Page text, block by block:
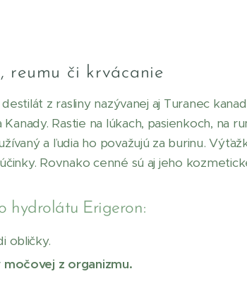
reumu či krvácanie
z rasliny nazývanej aj Turanec
Rastie na lúkach, pasienkoch, na
a ľudia ho považujú za burinu.
Rovnako cenné sú aj jeho
hydrolátu Erigeron:
obličky.
z organizmu.